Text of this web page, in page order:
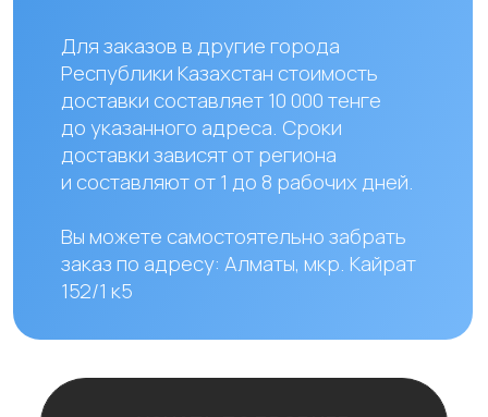
+ 7 706 407 30 81
Наши контакты
мкр. Кайрат 152/1, оф.12